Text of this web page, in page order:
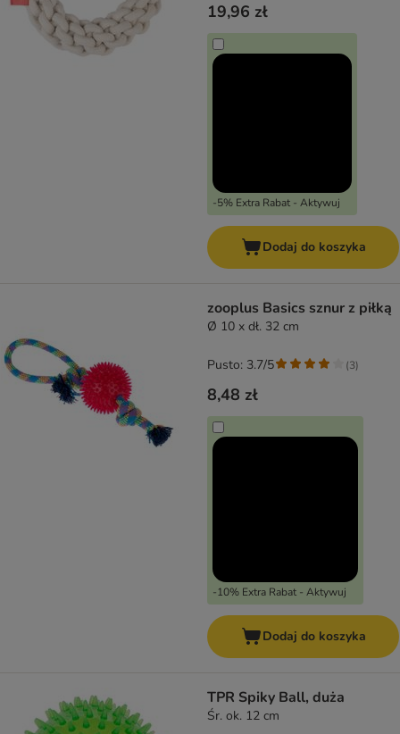
19,96 zł
-5% Extra Rabat - Aktywuj
Dodaj do koszyka
zooplus Basics sznur z piłką
Ø 10 x dł. 32 cm
8,48 zł
-10% Extra Rabat - Aktywuj
Pusto: 3.7/5 (3)
Dodaj do koszyka
TPR Spiky Ball, duża
Śr. ok. 12 cm